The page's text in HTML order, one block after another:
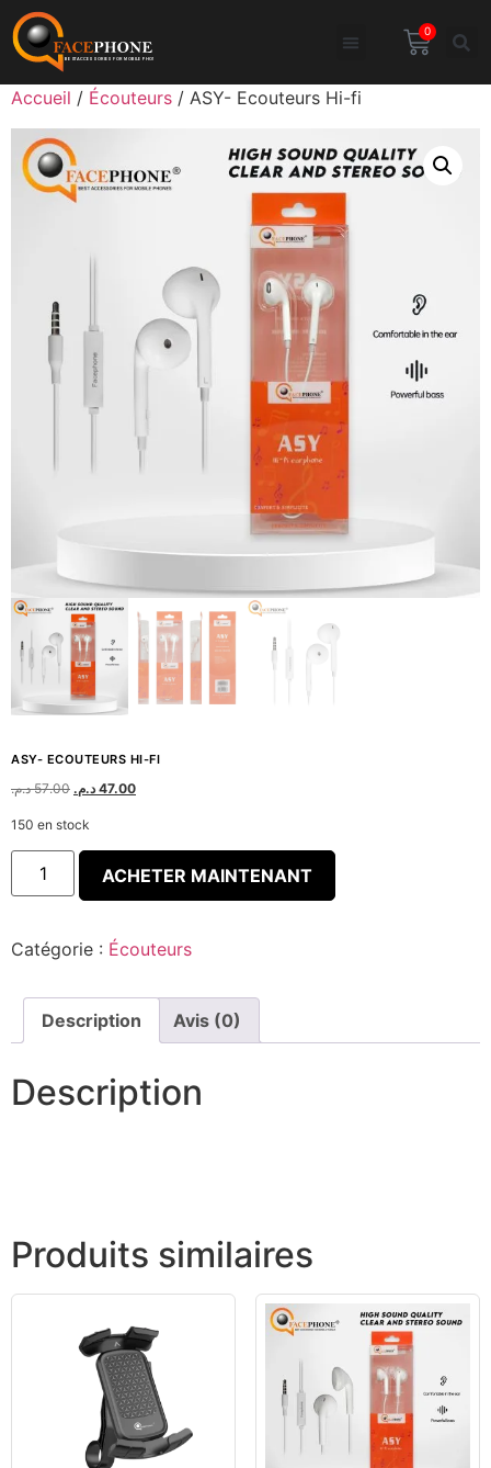
0
Accueil / Écouteurs / ASY- Ecouteurs Hi-fi
ASY- ECOUTEURS HI-FI
57.00 د.م. 47.00 د.م.
150 en stock
ACHETER MAINTENANT
Catégorie : Écouteurs
Description Avis (0)
Description
Produits similaires